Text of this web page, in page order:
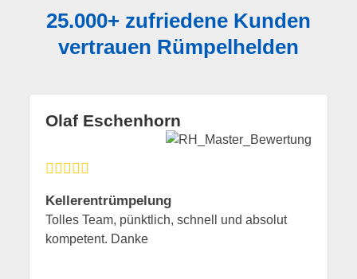
25.000+ zufriedene Kunden
vertrauen Rümpelhelden
Olaf Eschenhorn
Kellerentrümpelung
Tolles Team, pünktlich, schnell und absolut
kompetent. Danke